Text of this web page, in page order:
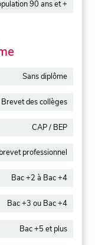
90 ans et +
Sans diplôme
Brevet des collèges
CAP / BEP
professionnel
Bac +2 à Bac +4
Bac +3 ou Bac +4
Bac +5 et plus